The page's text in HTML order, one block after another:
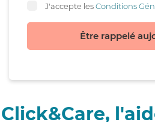
J'accepte lesConditions
Être rappelé
Click&Care,